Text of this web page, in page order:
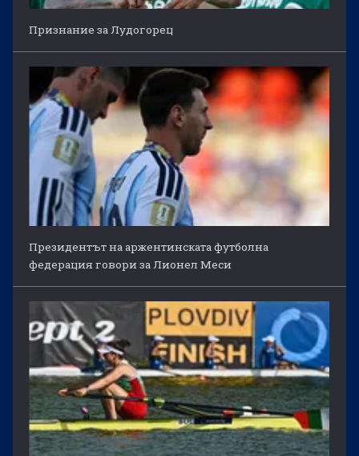
Признание за Лудогорец
Президентът на аржентинската футболна
федерация говори за Лионел Меси